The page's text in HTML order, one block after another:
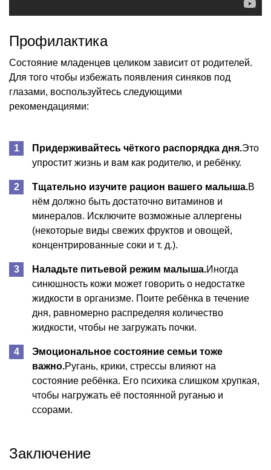
Профилактика
Состояние младенцев целиком зависит от родителей.
Для того чтобы избежать появления синяков под
глазами, воспользуйтесь следующими
рекомендациями:
Придерживайтесь чёткого распорядка дня.Это
упростит жизнь и вам как родителю, и ребёнку.
Тщательно изучите рацион вашего малыша.В
нём должно быть достаточно витаминов и
минералов. Исключите возможные аллергены
(некоторые виды свежих фруктов и овощей,
концентрированные соки и т. д.).
Наладьте питьевой режим малыша.Иногда
синюшность кожи может говорить о недостатке
жидкости в организме. Поите ребёнка в течение
дня, равномерно распределяя количество
жидкости, чтобы не загружать почки.
Эмоциональное состояние семьи тоже
важно.Ругань, крики, стрессы влияют на
состояние ребёнка. Его психика слишком хрупкая,
чтобы нагружать её постоянной руганью и
ссорами.
Заключение